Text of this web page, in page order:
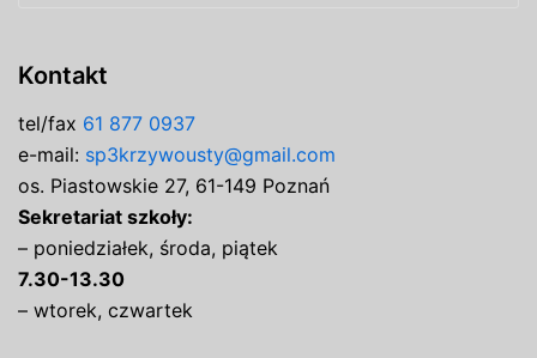
Kontakt
tel/fax 61 877 0937
e-mail: sp3krzywousty@gmail.com
os. Piastowskie 27, 61-149 Poznań
Sekretariat szkoły:
– poniedziałek, środa, piątek
7.30-13.30
– wtorek, czwartek